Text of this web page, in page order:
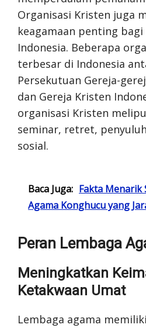
Organisasi Kristen juga
keagamaan penting
Indonesia. Beberapa
terbesar di Indonesia
Persekutuan Gereja-
dan Gereja Kristen
organisasi Kristen
seminar, retret,
sosial.
Baca Juga: Fakta Menarik
Agama Konghucu yang
Peran Lembaga
Meningkatkan
Ketakwaan Umat
Lembaga agama